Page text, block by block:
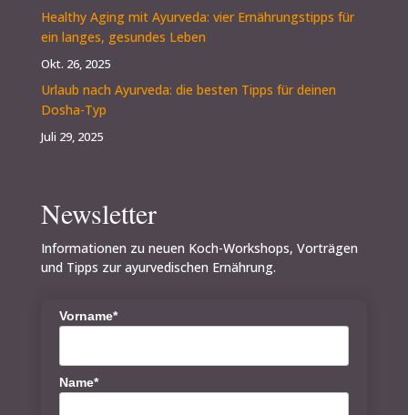
Healthy Aging mit Ayurveda: vier Ernährungstipps für
ein langes, gesundes Leben
Okt. 26, 2025
Urlaub nach Ayurveda: die besten Tipps für deinen
Dosha-Typ
Juli 29, 2025
Newsletter
Informationen zu neuen Koch-Workshops, Vorträgen
und Tipps zur ayurvedischen Ernährung.
Vorname*
Name*